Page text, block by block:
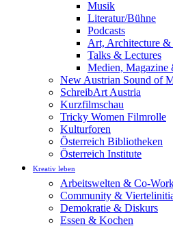
Musik
Literatur/Bühne
Podcasts
Art, Architecture
Talks & Lectures
Medien, Magazine
New Austrian Sound of
SchreibArt Austria
Kurzfilmschau
Tricky Women Filmrolle
Kulturforen
Österreich Bibliotheken
Österreich Institute
Kreativ leben
Arbeitswelten & Co-
Community &
Demokratie & Diskurs
Essen & Kochen